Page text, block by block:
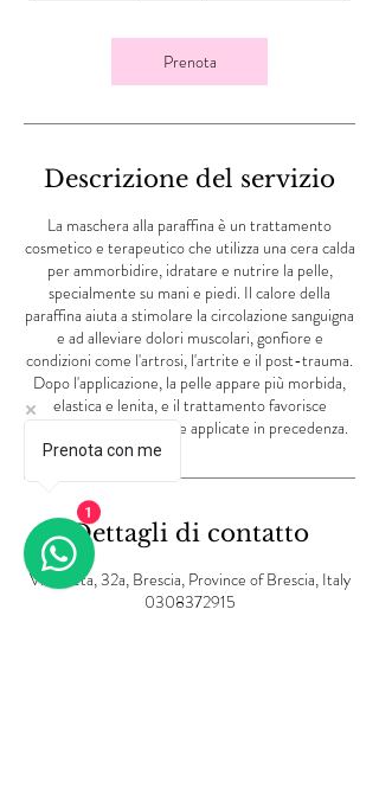
i
u
i
Prenota
Descrizione del servizio
La maschera alla paraffina è un trattamento
cosmetico e terapeutico che utilizza una cera calda
per ammorbidire, idratare e nutrire la pelle,
specialmente su mani e piedi. Il calore della
paraffina aiuta a stimolare la circolazione sanguigna
e ad alleviare dolori muscolari, gonfiore e
condizioni come l'artrosi, l'artrite e il post-trauma.
Dopo l'applicazione, la pelle appare più morbida,
elastica e lenita, e il trattamento favorisce
l'assorbimento di creme applicate in precedenza.
Dettagli di contatto
Via Creta, 32a, Brescia, Province of Brescia, Italy
0308372915
Prenota con me
1